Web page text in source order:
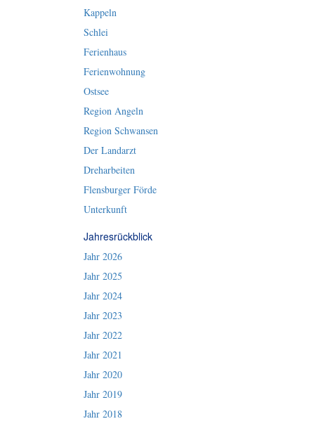
Kappeln
Schlei
Ferienhaus
Ferienwohnung
Ostsee
Region Angeln
Region Schwansen
Der Landarzt
Dreharbeiten
Flensburger Förde
Unterkunft
Jahresrückblick
Jahr 2026
Jahr 2025
Jahr 2024
Jahr 2023
Jahr 2022
Jahr 2021
Jahr 2020
Jahr 2019
Jahr 2018